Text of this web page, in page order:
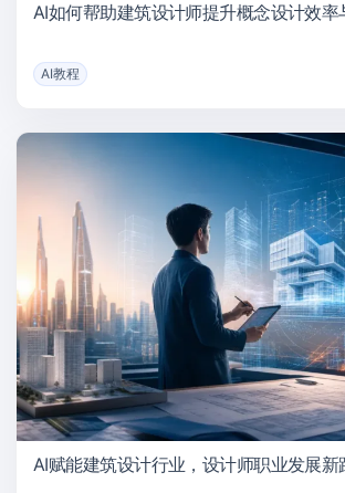
AI如何帮助建筑设计师提升概念设计效
AI教程
AI赋能建筑设计行业，设计师职业发展